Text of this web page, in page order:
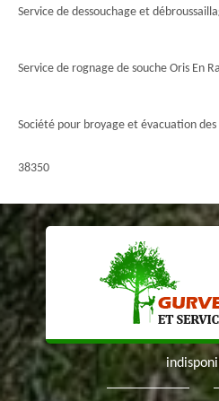
Service de dessouchage et
Service de rognage de souche Oris En
Société pour broyage et évacuation
38350